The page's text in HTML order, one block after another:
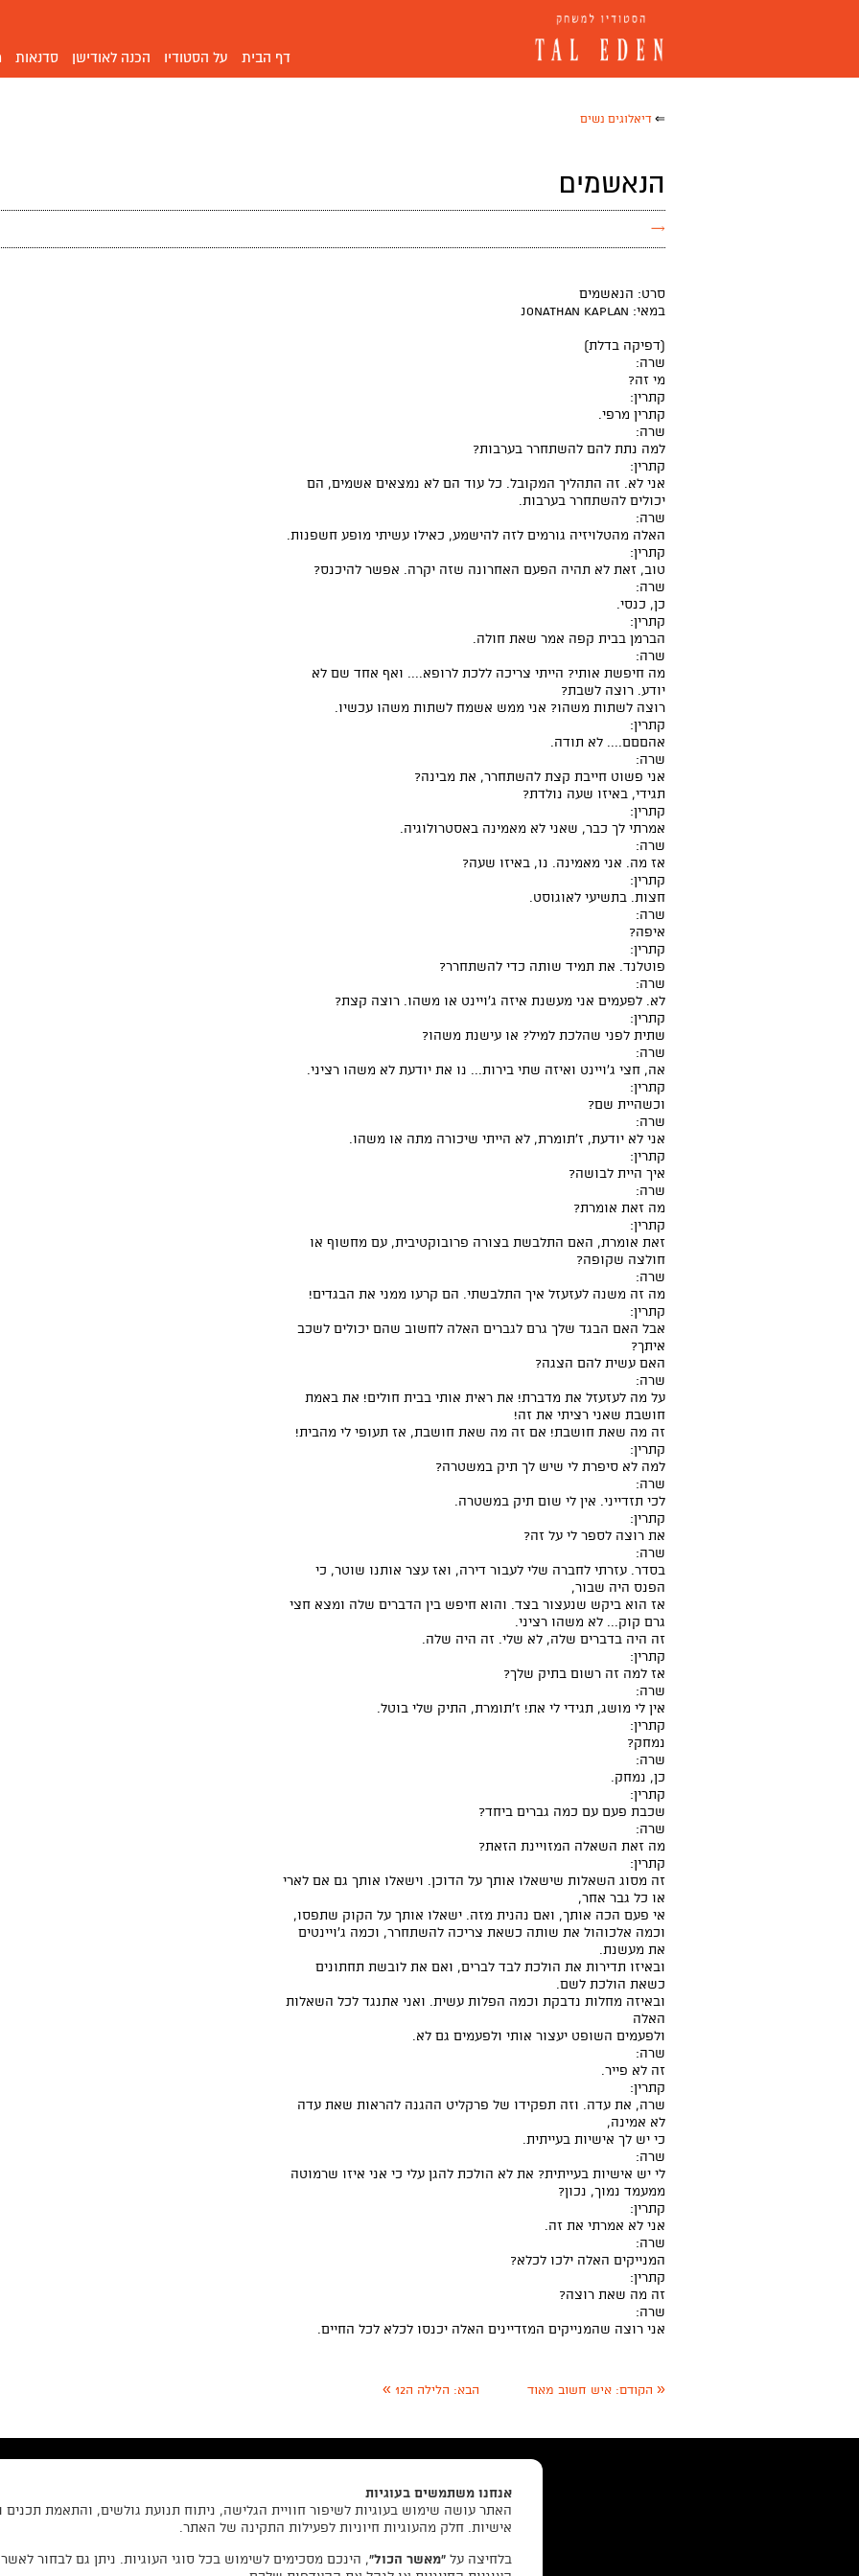
דף הבית על הסטודיו הכנה לאודישן סדנאות
⇐ דיאלוגים נשים
הנאשמים
→
סרט: הנאשמים
במאי: Jonathan Kaplan
(דפיקה בדלת)
שרה:
מי זה?
קתרין:
קתרין מרפי.
שרה:
למה נתת להם להשתחרר בערבות?
קתרין:
אני לא. זה התהליך המקובל. כל עוד הם לא נמצאים אשמים, הם
יכולים להשתחרר בערבות.
שרה:
האלה מהטלויזיה גורמים לזה להישמע, כאילו עשיתי מופע חשפנות.
קתרין:
טוב, זאת לא תהיה הפעם האחרונה שזה יקרה. אפשר להיכנס?
שרה:
כן, כנסי.
קתרין:
הברמן בבית קפה אמר שאת חולה.
שרה:
מה חיפשת אותי? הייתי צריכה ללכת לרופא.... ואף אחד שם לא
יודע. רוצה לשבת?
רוצה לשתות משהו? אני ממש אשמח לשתות משהו עכשיו.
קתרין:
אהםםם.... לא תודה.
שרה:
אני פשוט חייבת קצת להשתחרר, את מבינה?
תגידי, באיזו שעה נולדת?
קתרין:
אמרתי לך כבר, שאני לא מאמינה באסטרולוגיה.
שרה:
אז מה. אני מאמינה. נו, באיזו שעה?
קתרין:
חצות. בתשיעי לאוגוסט.
שרה:
איפה?
קתרין:
פוטלנד. את תמיד שותה כדי להשתחרר?
שרה:
לא. לפעמים אני מעשנת איזה ג'ויינט או משהו. רוצה קצת?
קתרין:
שתית לפני שהלכת למיל? או עישנת משהו?
שרה:
אה, חצי ג'ויינט ואיזה שתי בירות... נו את יודעת לא משהו רציני.
קתרין:
וכשהיית שם?
שרה:
אני לא יודעת, ז'תומרת, לא הייתי שיכורה מתה או משהו.
קתרין:
איך היית לבושה?
שרה:
מה זאת אומרת?
קתרין:
זאת אומרת, האם התלבשת בצורה פרובוקטיבית, עם מחשוף או
חולצה שקופה?
שרה:
מה זה משנה לעזעזל איך התלבשתי. הם קרעו ממני את הבגדים!
קתרין:
אבל האם הבגד שלך גרם לגברים האלה לחשוב שהם יכולים לשכב
איתך?
האם עשית להם הצגה?
שרה:
על מה לעזעזל את מדברת! את ראית אותי בבית חולים! את באמת
חושבת שאני רציתי את זה!
זה מה שאת חושבת! אם זה מה שאת חושבת, אז תעופי לי מהבית!
קתרין:
למה לא סיפרת לי שיש לך תיק במשטרה?
שרה:
לכי תזדייני. אין לי שום תיק במשטרה.
קתרין:
את רוצה לספר לי על זה?
שרה:
בסדר. עזרתי לחברה שלי לעבור דירה, ואז עצר אותנו שוטר, כי
הפנס היה שבור,
אז הוא ביקש שנעצור בצד. והוא חיפש בין הדברים שלה ומצא חצי
גרם קוק... לא משהו רציני.
זה היה בדברים שלה, לא שלי. זה היה שלה.
קתרין:
אז למה זה רשום בתיק שלך?
שרה:
אין לי מושג, תגידי לי את! ז'תומרת, התיק שלי בוטל.
קתרין:
נמחק?
שרה:
כן, נמחק.
קתרין:
שכבת פעם עם כמה גברים ביחד?
שרה:
מה זאת השאלה המזויינת הזאת?
קתרין:
זה מסוג השאלות שישאלו אותך על הדוכן. וישאלו אותך גם אם לארי
או כל גבר אחר,
אי פעם הכה אותך, ואם נהנית מזה. ישאלו אותך על הקוק שתפסו,
וכמה אלכוהול את שותה כשאת צריכה להשתחרר, וכמה ג'ויינטים
את מעשנת.
ובאיזו תדירות את הולכת לבד לברים, ואם את לובשת תחתונים
כשאת הולכת לשם.
ובאיזה מחלות נדבקת וכמה הפלות עשית. ואני אתנגד לכל השאלות
האלה
ולפעמים השופט יעצור אותי ולפעמים גם לא.
שרה:
זה לא פייר.
קתרין:
שרה, את עדה. וזה תפקידו של פרקליט ההגנה להראות שאת עדה
לא אמינה,
כי יש לך אישיות בעייתית.
שרה:
לי יש אישיות בעייתית? את לא הולכת להגן עלי כי אני איזו שרמוטה
ממעמד נמוך, נכון?
קתרין:
אני לא אמרתי את זה.
שרה:
המנייקים האלה ילכו לכלא?
קתרין:
זה מה שאת רוצה?
שרה:
אני רוצה שהמנייקים המזדיינים האלה יכנסו לכלא לכל החיים.
« הקודם: איש חשוב מאוד הבא: הלילה ה12 »
0557757109
אנחנו משתמשים בעוגיות
האתר עושה שימוש בעוגיות לשיפור חוויית הגלישה, ניתוח תנועת גולשים, והתאמת תכנים
אישיות. חלק מהעוגיות חיוניות לפעילות התקינה של האתר.
בלחיצה על “מאשר הכול”, הינכם מסכימים לשימוש בכל סוגי העוגיות. ניתן גם לבחור